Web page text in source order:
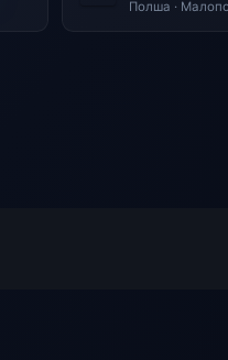
Полша ·